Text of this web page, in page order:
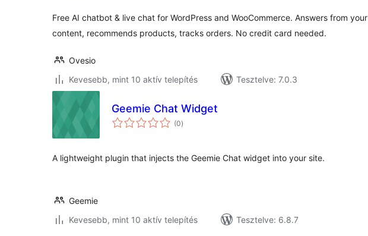
Free AI chatbot & live chat for WordPress and WooCommerce. Answers from your
content, recommends products, tracks orders. No credit card needed.
Ovesio
Kevesebb, mint 10 aktív telepítés
Tesztelve: 7.0.3
Geemie Chat Widget
(0értékelés
összesen
)
A lightweight plugin that injects the Geemie Chat widget into your site.
Geemie
Kevesebb, mint 10 aktív telepítés
Tesztelve: 6.8.7